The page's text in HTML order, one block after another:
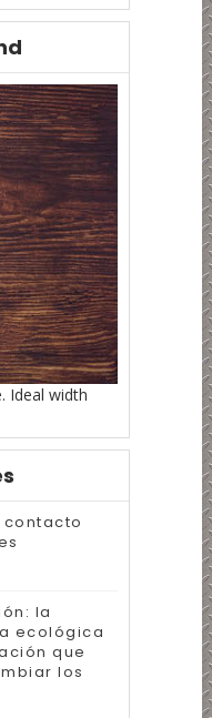
Ideal width
contacto
la
ecológica
que
los